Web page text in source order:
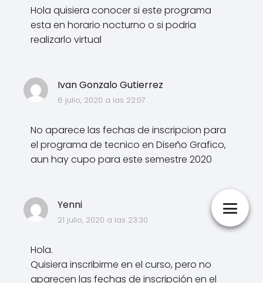
Hola quisiera conocer si este programa
esta en horario nocturno o si podria
realizarlo virtual
Ivan Gonzalo Gutierrez
6 julio, 2020 a las 22:07
No aparece las fechas de inscripcion para
el programa de tecnico en Diseño Grafico,
aun hay cupo para este semestre 2020
Yenni
21 julio, 2020 a las 23:30
Hola.
Quisiera inscribirme en el curso, pero no
aparecen las fechas de inscripción en el